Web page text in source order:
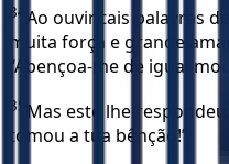
34 Ao ouvir tais palavras
muita força e grande
“Abençoa-me de igual
35 Mas este lhe
tomou a tua bênção!”